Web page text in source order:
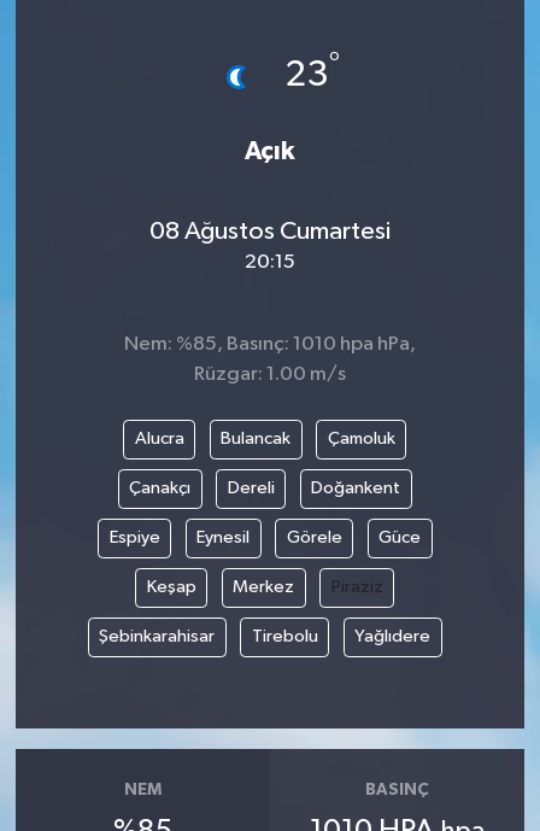
23°
Açık
08 Ağustos Cumartesi
20:15
Nem: %85, Basınç: 1010 hpa hPa,
Rüzgar: 1.00 m/s
Alucra Bulancak Çamoluk
Çanakçı Dereli Doğankent
Espiye Eynesil Görele Güce
Keşap Merkez Piraziz
Şebinkarahisar Tirebolu Yağlıdere
NEM BASINÇ